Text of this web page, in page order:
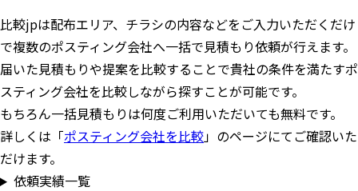
比較jpは配布エリア、チラシの内容などをご入力いただくだけ
で複数のポスティング会社へ一括で見積もり依頼が行えます。
届いた見積もりや提案を比較することで貴社の条件を満たすポ
スティング会社を比較しながら探すことが可能です。
もちろん一括見積もりは何度ご利用いただいても無料です。
詳しくは「ポスティング会社を比較」のページにてご確認いた
だけます。
依頼実績一覧